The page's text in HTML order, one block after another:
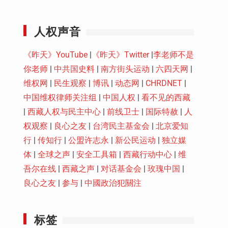
人权声音
《昨天》YouTube | 《昨天》Twitter|李老师不是
你老师 | 中共国史料 | 南方街头运动 | 六四天网 |
维权网 | 民生观察 | 博讯 | 动态网 | CHRDNET |
中国维权律师关注组 | 中国人权 | 看不见的西藏
| 西藏人权与民主中心 | 前线卫士 | 国际特赦 | 人
权观察 | 良心之友 | 台湾民主基金会 | 北京爱知
行 | 传知行 | 公盟许志永 | 新公民运动 | 独立媒
体 | 全球之声 | 安全工具箱 | 西藏行动中心 | 维
吾尔在线 | 西藏之声 | 对话基金会 | 玫瑰中国 |
良心之友 | 参与 | 中國政治犯關注
标签